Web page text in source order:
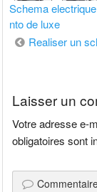
Schema
nto de luxe
Navigation
Realiser un
Laisser un
Votre adresse e-
obligatoires sont